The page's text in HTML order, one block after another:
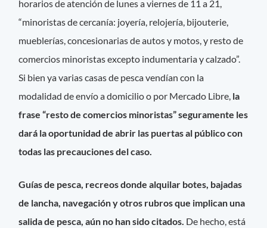
horarios de atención de lunes a viernes de 11 a 21,
“minoristas de cercanía: joyería, relojería, bijouterie,
mueblerías, concesionarias de autos y motos, y resto de
comercios minoristas excepto indumentaria y calzado”.
Si bien ya varias casas de pesca vendían con la
modalidad de envío a domicilio o por Mercado Libre, la
frase “resto de comercios minoristas” seguramente les
dará la oportunidad de abrir las puertas al público con
todas las precauciones del caso.
Guías de pesca, recreos donde alquilar botes, bajadas
de lancha, navegación y otros rubros que implican una
salida de pesca, aún no han sido citados. De hecho, está